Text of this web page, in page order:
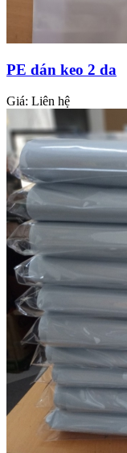
PE dán keo 2 da
Giá: Liên hệ